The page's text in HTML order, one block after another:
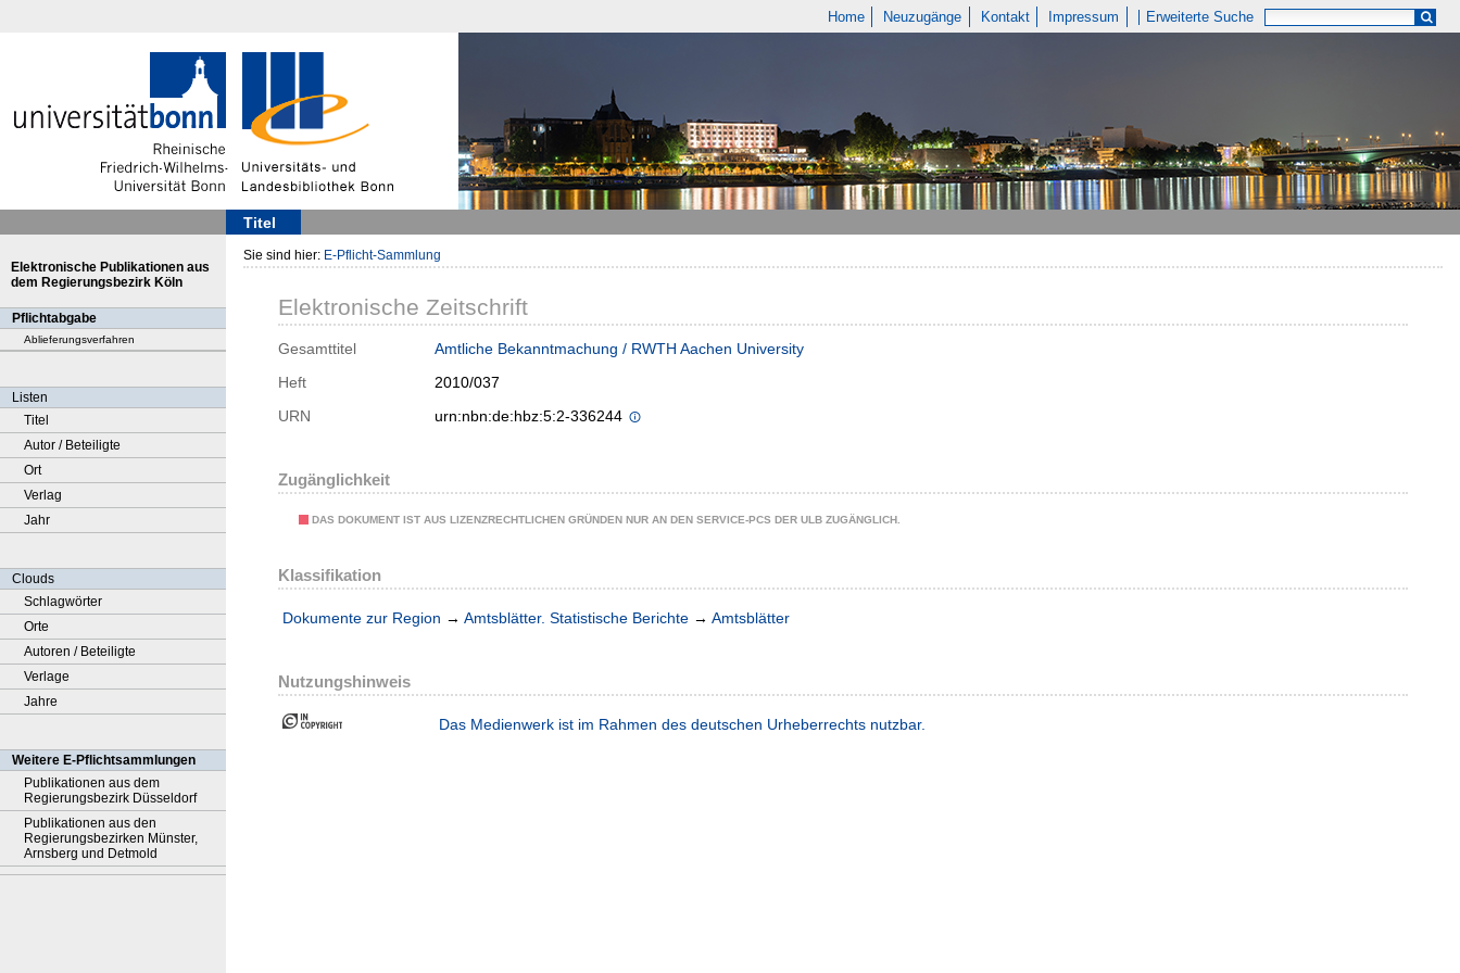
Home Neuzugänge Kontakt Impressum Erweiterte Suche
Titel
Elektronische Publikationen aus
dem Regierungsbezirk Köln
Pflichtabgabe
Ablieferungsverfahren
Listen
Titel
Autor / Beteiligte
Ort
Verlag
Jahr
Clouds
Schlagwörter
Orte
Autoren / Beteiligte
Verlage
Jahre
Weitere E-Pflichtsammlungen
Publikationen aus dem
Regierungsbezirk Düsseldorf
Publikationen aus den
Regierungsbezirken Münster,
Arnsberg und Detmold
Sie sind hier: E-Pflicht-Sammlung
Elektronische Zeitschrift
Gesamttitel
Amtliche Bekanntmachung / RWTH Aachen University
Heft
2010/037
URN
urn:nbn:de:hbz:5:2-336244
Zugänglichkeit
DAS DOKUMENT IST AUS LIZENZRECHTLICHEN GRÜNDEN NUR AN DEN SERVICE-PCS DER ULB ZUGÄNGLICH.
Klassifikation
Dokumente zur Region → Amtsblätter. Statistische Berichte → Amtsblätter
Nutzungshinweis
Das Medienwerk ist im Rahmen des deutschen Urheberrechts nutzbar.